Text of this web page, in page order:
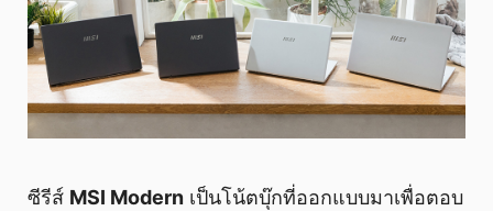
ซีรีส์ MSI Modern เป็นโน้ตบุ๊กที่ออกแบบมาเพื่อตอบ